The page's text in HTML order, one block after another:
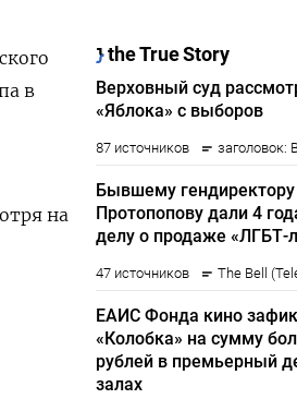
в
на